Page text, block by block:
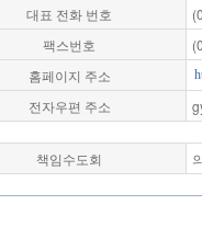
대표 전화 번호
팩스번호
홈페이지 주소
전자우편 주소
책임수도회